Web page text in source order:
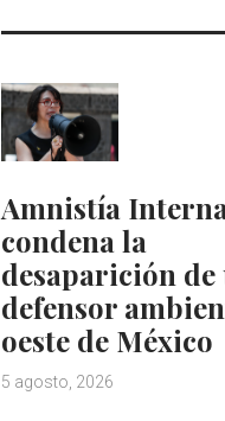
Amnistía
condena la
desaparición de
defensor
oeste de México
5 agosto, 2026